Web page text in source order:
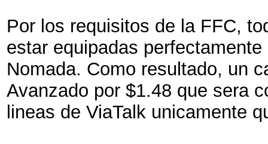
Por los requisitos de la FFC,
estar equipadas
Nomada. Como resultado, un
Avanzado por $1.48 que sera
lineas de ViaTalk unicamente